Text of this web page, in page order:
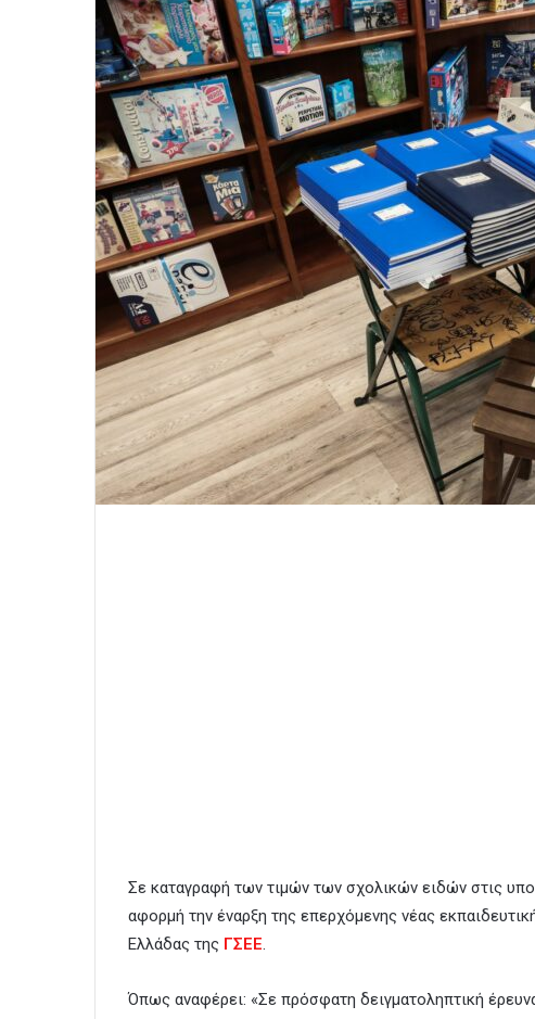
Σε καταγραφή των τιμών των σχολικών ειδών στις
αφορμή την έναρξη της επερχόμενης νέας
Ελλάδας της ΓΣΕΕ.
Όπως αναφέρει: «Σε πρόσφατη δειγματοληπτική